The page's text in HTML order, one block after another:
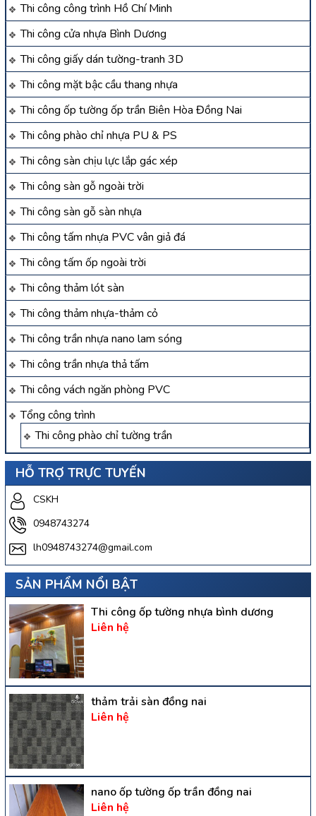
Thi công công trình Hồ Chí Minh
Thi công cửa nhựa Bình Dương
Thi công giấy dán tường-tranh 3D
Thi công mặt bậc cầu thang nhựa
Thi công ốp tường ốp trần Biên Hòa Đồng Nai
Thi công phào chỉ nhựa PU & PS
Thi công sàn chịu lực lắp gác xép
Thi công sàn gỗ ngoài trời
Thi công sàn gỗ sàn nhựa
Thi công tấm nhựa PVC vân giả đá
Thi công tấm ốp ngoài trời
Thi công thảm lót sàn
Thi công thảm nhựa-thảm cỏ
Thi công trần nhựa nano lam sóng
Thi công trần nhựa thả tấm
Thi công vách ngăn phòng PVC
Tổng công trình
Thi công phào chỉ tường trần
HỖ TRỢ TRỰC TUYẾN
CSKH
0948743274
lh0948743274@gmail.com
SẢN PHẨM NỔI BẬT
Thi công ốp tường nhựa bình dương
Liên hệ
thảm trải sàn đồng nai
Liên hệ
nano ốp tường ốp trần đồng nai
Liên hệ